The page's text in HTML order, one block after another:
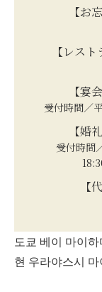
【お
【レス
【宴
受付時間／
【婚
受付時間
【
도쿄 베이 마이
현 우라야스시